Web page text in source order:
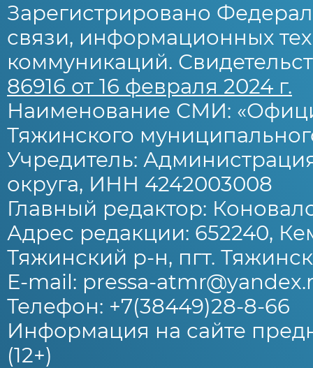
Зарегистрировано
связи, информационных
коммуникаций.
86916 от 16 февраля 2024 г.
Наименование СМИ:
Тяжинского
Учредитель:
округа, ИНН 4242003008
Главный редактор:
Адрес редакции: 652240,
Тяжинский р-н, пгт.
E-mail: pressa-
Телефон: +7(38449)28-8-66
Информация на сайте
(12+)